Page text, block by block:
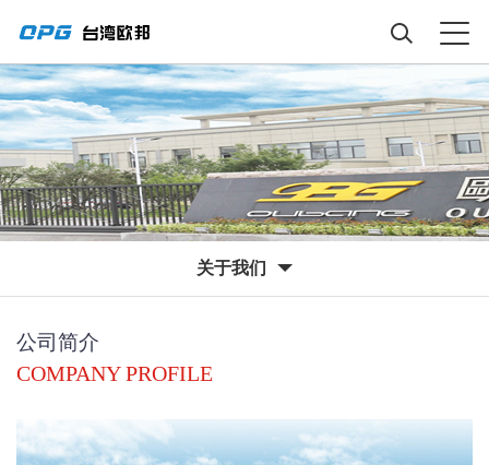
关于我们
公司简介
COMPANY PROFILE